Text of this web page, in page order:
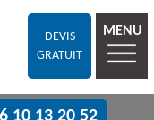
DEVIS
GRATUIT
MENU
10 13 20 52